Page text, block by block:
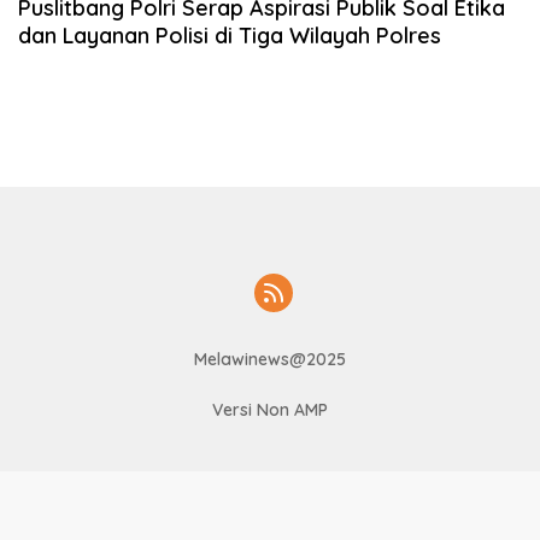
Puslitbang Polri Serap Aspirasi Publik Soal Etika
dan Layanan Polisi di Tiga Wilayah Polres
Melawinews@2025
Versi Non AMP